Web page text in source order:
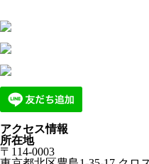
アクセス情報
所在地
〒114-0003